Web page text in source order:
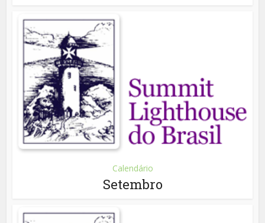
Calendário
Setembro